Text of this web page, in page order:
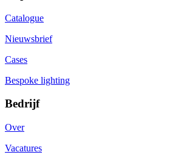
Catalogue
Nieuwsbrief
Cases
Bespoke lighting
Bedrijf
Over
Vacatures